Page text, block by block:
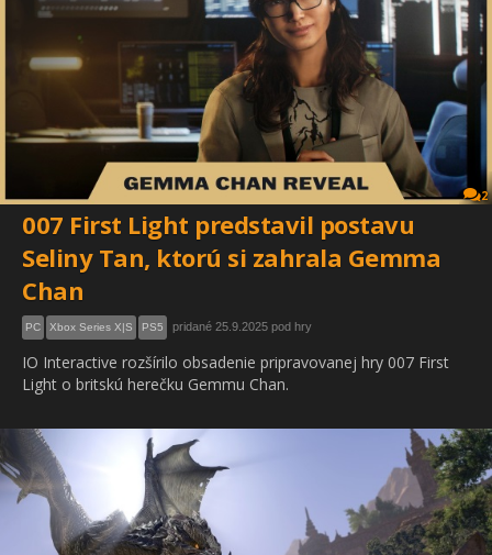
2
007 First Light predstavil postavu
Seliny Tan, ktorú si zahrala Gemma
Chan
PC Xbox Series X|S PS5 pridané 25.9.2025 pod hry
IO Interactive rozšírilo obsadenie pripravovanej hry 007 First
Light o britskú herečku Gemmu Chan.